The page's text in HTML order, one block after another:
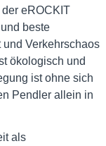
eROCKIT
beste
Verkehrschaos
ökologisch und
ist ohne sich
Pendler allein in
als